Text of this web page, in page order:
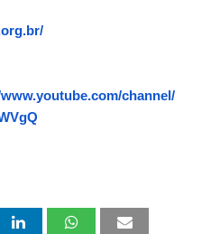
org.br/
com/channel/